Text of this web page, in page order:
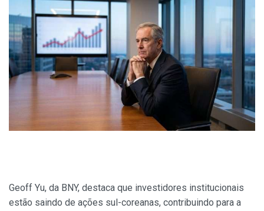
Geoff Yu, da BNY, destaca que investidores institucionais
estão saindo de ações sul-coreanas, contribuindo para a